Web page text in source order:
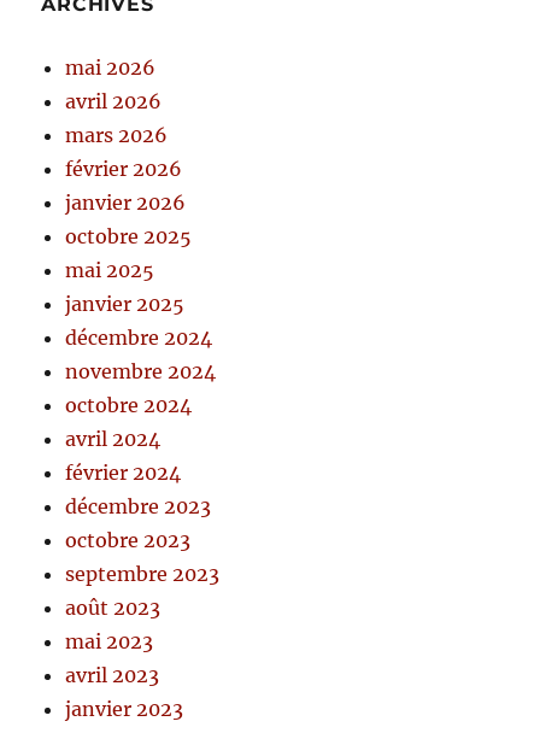
ARCHIVES
mai 2026
avril 2026
mars 2026
février 2026
janvier 2026
octobre 2025
mai 2025
janvier 2025
décembre 2024
novembre 2024
octobre 2024
avril 2024
février 2024
décembre 2023
octobre 2023
septembre 2023
août 2023
mai 2023
avril 2023
janvier 2023